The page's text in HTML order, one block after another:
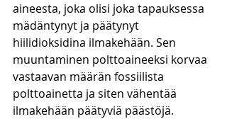
aineesta, joka olisi joka tapauksessa
mädäntynyt ja päätynyt
hiilidioksidina ilmakehään. Sen
muuntaminen polttoaineeksi korvaa
vastaavan määrän fossiilista
polttoainetta ja siten vähentää
ilmakehään päätyviä päästöjä.